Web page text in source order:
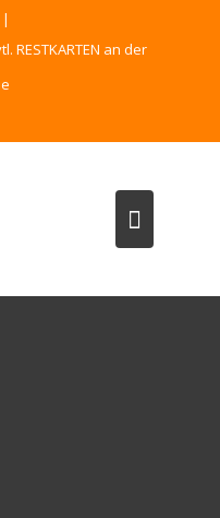
|
RESTKARTEN an der